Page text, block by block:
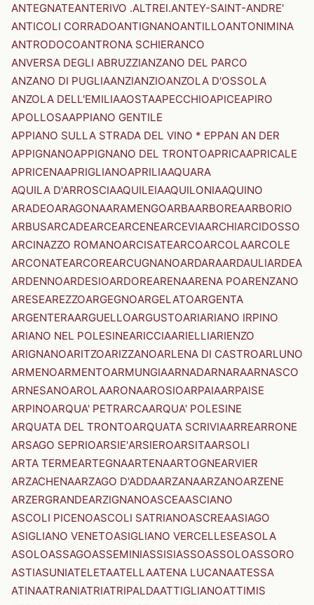
ANTEGNATEANTERIVO .ALTREI.ANTEY-SAINT-ANDRE'
ANTICOLI CORRADOANTIGNANOANTILLOANTONIMINA
ANTRODOCOANTRONA SCHIERANCO
ANVERSA DEGLI ABRUZZIANZANO DEL PARCO
ANZANO DI PUGLIAANZIANZIOANZOLA D'OSSOLA
ANZOLA DELL'EMILIAAOSTAAPECCHIOAPICEAPIRO
APOLLOSAAPPIANO GENTILE
APPIANO SULLA STRADA DEL VINO * EPPAN AN DER
APPIGNANOAPPIGNANO DEL TRONTOAPRICAAPRICALE
APRICENAAPRIGLIANOAPRILIAAQUARA
AQUILA D'ARROSCIAAQUILEIAAQUILONIAAQUINO
ARADEOARAGONAARAMENGOARBAARBOREAARBORIO
ARBUSARCADEARCEARCENEARCEVIAARCHIARCIDOSSO
ARCINAZZO ROMANOARCISATEARCOARCOLAARCOLE
ARCONATEARCOREARCUGNANOARDARAARDAULIARDEA
ARDENNOARDESIOARDOREARENAARENA POARENZANO
ARESEAREZZOARGEGNOARGELATOARGENTA
ARGENTERAARGUELLOARGUSTOARIARIANO IRPINO
ARIANO NEL POLESINEARICCIAARIELLIARIENZO
ARIGNANOARITZOARIZZANOARLENA DI CASTROARLUNO
ARMENOARMENTOARMUNGIAARNADARNARAARNASCO
ARNESANOAROLAARONAAROSIOARPAIAARPAISE
ARPINOARQUA' PETRARCAARQUA' POLESINE
ARQUATA DEL TRONTOARQUATA SCRIVIAARREARRONE
ARSAGO SEPRIOARSIE'ARSIEROARSITAARSOLI
ARTA TERMEARTEGNAARTENAARTOGNEARVIER
ARZACHENAARZAGO D'ADDAARZANAARZANOARZENE
ARZERGRANDEARZIGNANOASCEAASCIANO
ASCOLI PICENOASCOLI SATRIANOASCREAASIAGO
ASIGLIANO VENETOASIGLIANO VERCELLESEASOLA
ASOLOASSAGOASSEMINIASSISIASSOASSOLOASSORO
ASTIASUNIATELETAATELLAATENA LUCANAATESSA
ATINAATRANIATRIATRIPALDAATTIGLIANOATTIMIS